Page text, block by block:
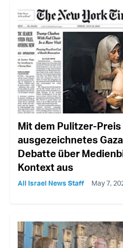
Mit dem Pulitzer-Preis
ausgezeichnetes
Debatte über
Kontext aus
All Israel News Staff May 7,